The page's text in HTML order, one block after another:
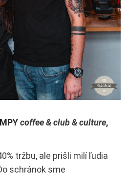
coffee & club & culture,
tržbu, ale prišli milí ľudia
schránok sme